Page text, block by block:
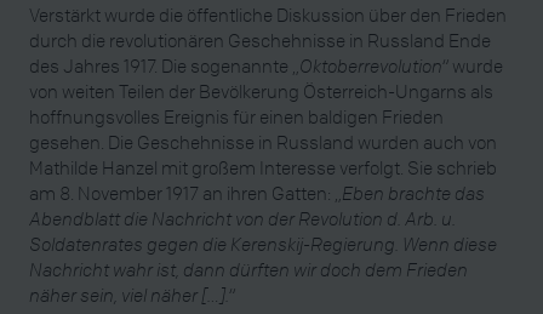
Verstärkt wurde die öffentliche Diskussion über den Frieden
durch die revolutionären Geschehnisse in Russland Ende
des Jahres 1917. Die sogenannte „ Oktoberrevolution“ wurde
von weiten Teilen der Bevölkerung Österreich-Ungarns als
hoffnungsvolles Ereignis für einen baldigen Frieden
gesehen. Die Geschehnisse in Russland wurden auch von
Mathilde Hanzel mit großem Interesse verfolgt. Sie schrieb
am 8. November 1917 an ihren Gatten: „ Eben brachte das
Abendblatt die Nachricht von der Revolution d. Arb. u.
Soldatenrates gegen die Kerenskij-Regierung. Wenn diese
Nachricht wahr ist, dann dürften wir doch dem Frieden
näher sein, viel näher […].“